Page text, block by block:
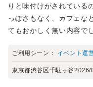
りと味付けがされている
っぽさもなく、カフェな
てもおかしく無い内容で
ご利用シーン： イベント運
東京都渋谷区千駄ヶ谷2026/